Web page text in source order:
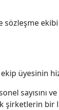
sözleşme
üyesinin
sayısını
şirketlerin bir